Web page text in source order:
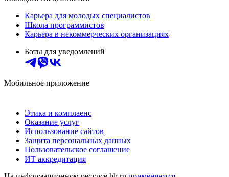
Карьера для молодых специалистов
Школа программистов
Карьера в некоммерческих организациях
Боты для уведомлений
Мобильное приложение
Этика и комплаенс
Оказание услуг
Использование сайтов
Защита персональных данных
Пользовательское соглашение
ИТ аккредитация